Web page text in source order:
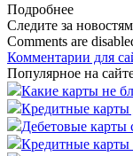
Подробнее
Следите за
Comments are
Комментарии для
Популярное на
Какие карты не
Кредитные карты
Дебетовые карты
Кредитные карты